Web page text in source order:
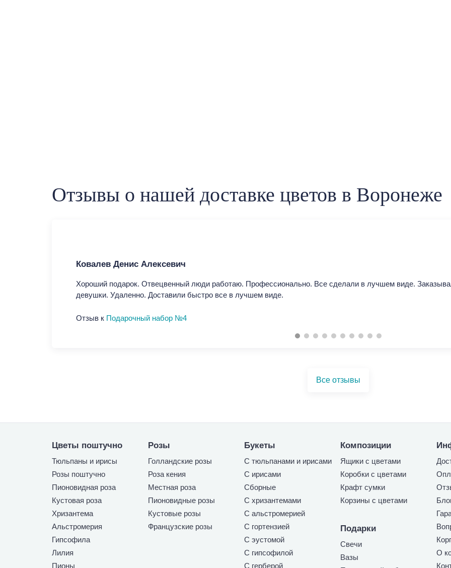
Отзывы о нашей доставке цветов в Воронеже
Ковалев Денис Алексевич
Хороший подарок. Отвецвенный люди работаю. Профессионально. Все сделали в лучшем виде.
девушки. Удаленно. Доставили быстро все в лучшем виде.
Отзыв к Подарочный набор №4
Все отзывы
Цветы поштучно
Тюльпаны и ирисы
Розы поштучно
Пионовидная роза
Кустовая роза
Хризантема
Альстромерия
Гипсофила
Лилия
Пионы
Розы
Голландские розы
Роза кения
Местная роза
Пионовидные розы
Кустовые розы
Французские розы
Букеты
С тюльпанами и ирисами
С ирисами
Сборные
С хризантемами
С альстромерией
С гортензией
С эустомой
С гипсофилой
С герберой
Композиции
Ящики с цветами
Коробки с цветами
Крафт сумки
Корзины с цветами
Подарки
Свечи
Вазы
О